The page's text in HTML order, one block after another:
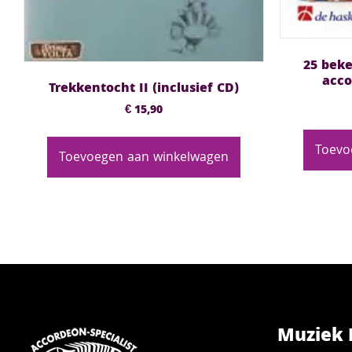
Trekkentocht II (inclusief CD)
€15,90
Toevoegen aan winkelwagen
25
Muziek